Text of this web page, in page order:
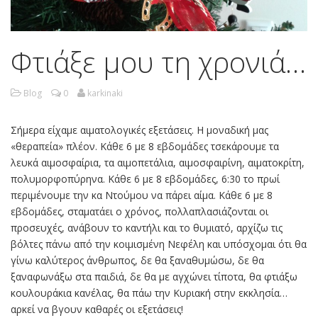
Φτιάξε μου τη χρονιά…
Blog 0 karkinaki
Σήμερα είχαμε αιματολογικές εξετάσεις. Η μοναδική μας
«θεραπεία» πλέον. Κάθε 6 με 8 εβδομάδες τσεκάρουμε τα
λευκά αιμοσφαίρια, τα αιμοπετάλια, αιμοσφαιρίνη, αιματοκρίτη,
πολυμορφοπύρηνα. Κάθε 6 με 8 εβδομάδες, 6:30 το πρωί
περιμένουμε την κα Ντούμου να πάρει αίμα. Κάθε 6 με 8
εβδομάδες, σταματάει ο χρόνος, πολλαπλασιάζονται οι
προσευχές, ανάβουν το καντήλι και το θυμιατό, αρχίζω τις
βόλτες πάνω από την κοιμισμένη Νεφέλη και υπόσχομαι ότι θα
γίνω καλύτερος άνθρωπος, δε θα ξαναθυμώσω, δε θα
ξαναφωνάξω στα παιδιά, δε θα με αγχώνει τίποτα, θα φτιάξω
κουλουράκια κανέλας, θα πάω την Κυριακή στην εκκλησία…
αρκεί να βγουν καθαρές οι εξετάσεις!